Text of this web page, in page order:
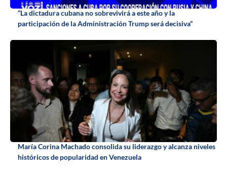
“La dictadura cubana no sobrevivirá a este año y la
participación de la Administración Trump será decisiva”
María Corina Machado consolida su liderazgo y alcanza niveles
históricos de popularidad en Venezuela